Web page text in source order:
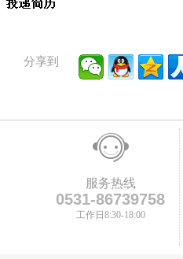
分享到
服务热线
0531-86739758
工作日8:30-18:00